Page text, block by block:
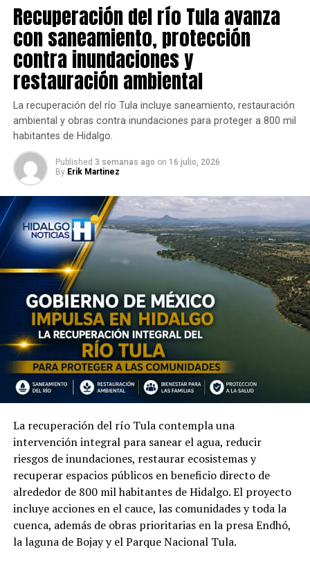
Recuperación del río Tula avanza
con saneamiento, protección
contra inundaciones y
restauración ambiental
La recuperación del río Tula incluye saneamiento, restauración
ambiental y obras contra inundaciones para proteger a 800 mil
habitantes de Hidalgo.
Published 3 semanas ago on 16 julio, 2026
By Erik Martinez
La recuperación del río Tula contempla una
intervención integral para sanear el agua, reducir
riesgos de inundaciones, restaurar ecosistemas y
recuperar espacios públicos en beneficio directo de
alrededor de 800 mil habitantes de Hidalgo. El proyecto
incluye acciones en el cauce, las comunidades y toda la
cuenca, además de obras prioritarias en la presa Endhó,
la laguna de Bojay y el Parque Nacional Tula.